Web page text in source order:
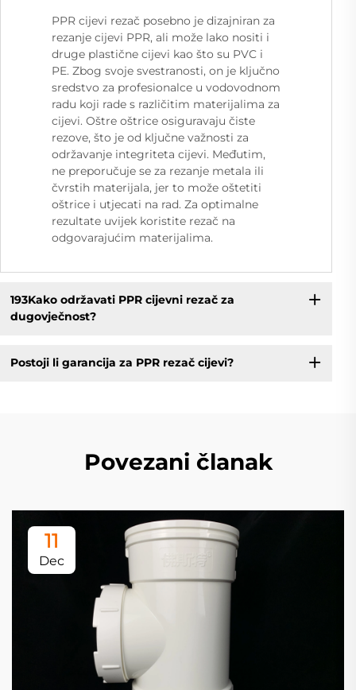
PPR cijevi rezač posebno je dizajniran za
rezanje cijevi PPR, ali može lako nositi i
druge plastične cijevi kao što su PVC i
PE. Zbog svoje svestranosti, on je ključno
sredstvo za profesionalce u vodovodnom
radu koji rade s različitim materijalima za
cijevi. Oštre oštrice osiguravaju čiste
rezove, što je od ključne važnosti za
održavanje integriteta cijevi. Međutim,
ne preporučuje se za rezanje metala ili
čvrstih materijala, jer to može oštetiti
oštrice i utjecati na rad. Za optimalne
rezultate uvijek koristite rezač na
odgovarajućim materijalima.
193Kako održavati PPR cijevni rezač za
dugovječnost?
Postoji li garancija za PPR rezač cijevi?
Povezani članak
11
Dec